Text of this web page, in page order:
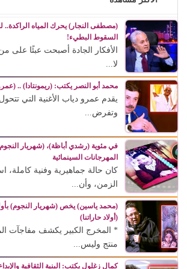
(مصطفى النجار) يحرك المياه الراكدة..
السقوط البطيء!
الأفكار الجادة أصبحت عبئًا على من
لا...
محمد أبو النصر يكتب: (ريمونتادا) ..
يقدم عمرو دياب الأغنية التي
وتفرض...
في مئوية (رشدي أباظة)، (شهريار
المهرجانات السينمائية
كان حالة جماهيرية وفنية كاملة،
الزمن، وأن...
(محمد ياسين) يخص (شهريار النجوم)
(أولاد حاراتنا)
* المخرج الكبير يكشف مفاجآت
منتج وليس...